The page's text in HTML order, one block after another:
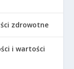
zdrowotne
i wartości